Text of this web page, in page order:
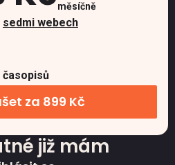
měsíčně
sedmi webech
za 899 Kč
již mám